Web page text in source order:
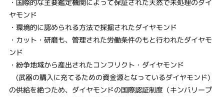
・国際的な主要鑑定機関によって保証された天然で未処理のダイ
ヤモンド
・環境的に認められる方法で採掘されたダイヤモンド
・カット・研磨も、管理された労働条件のもと行われたダイヤモ
ンド
・紛争地域から産出されたコンフリクト・ダイヤモンド
(武器の購入に充てるための資金源となっているダイヤモンド)
の供給を絶つため、ダイヤモンドの国際認証制度（キンバリープ